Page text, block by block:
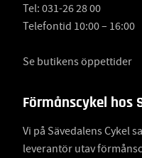
Tel: 031-26 28 00
Telefontid 10:00 – 16:00
Se butikens öppettider
Förmånscykel hos
Vi på Sävedalens Cykel
leverantör utav